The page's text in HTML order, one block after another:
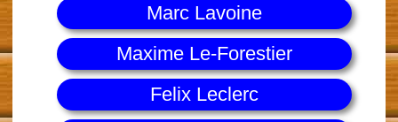
Marc Lavoine
Maxime Le-Forestier
Felix Leclerc